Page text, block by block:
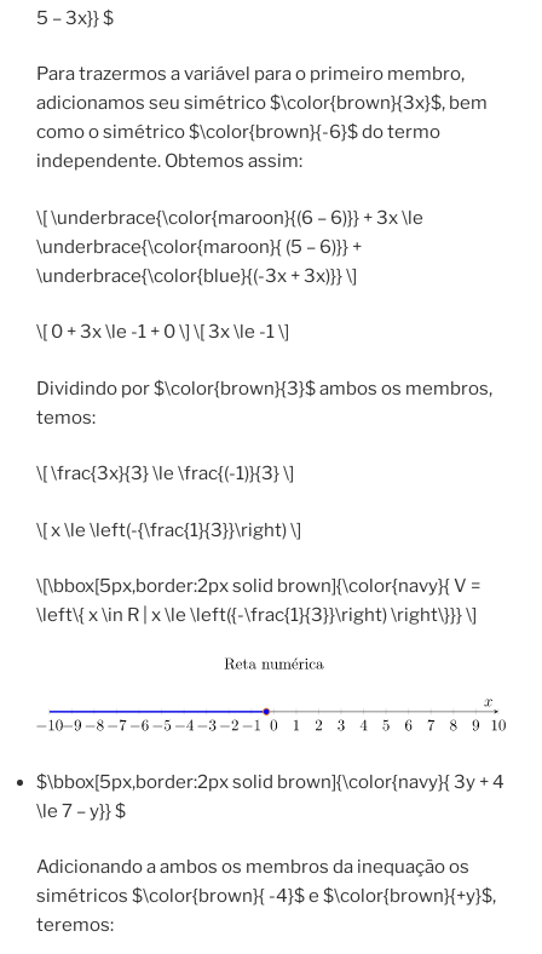
5 – 3x}} $
Para trazermos a variável para o primeiro membro,
adicionamos seu simétrico $\color{brown}{3x}$, bem
como o simétrico $\color{brown}{-6}$ do termo
independente. Obtemos assim:
\[ \underbrace{\color{maroon}{(6 – 6)}} + 3x \le
\underbrace{\color{maroon}{ (5 – 6)}} +
\underbrace{\color{blue}{(-3x + 3x)}} \]
\[ 0 + 3x \le -1 + 0 \] \[ 3x \le -1 \]
Dividindo por $\color{brown}{3}$ ambos os membros,
temos:
\[ \frac{3x}{3} \le \frac{(-1)}{3} \]
\[ x \le \left(-{\frac{1}{3}}\right) \]
\[\bbox[5px,border:2px solid brown]{\color{navy}{ V =
\left\{ x \in R | x \le \left({-\frac{1}{3}}\right) \right\}}} \]
$\bbox[5px,border:2px solid brown]{\color{navy}{ 3y + 4
\le 7 – y}} $
Adicionando a ambos os membros da inequação os
simétricos $\color{brown}{ -4}$ e $\color{brown}{+y}$,
teremos: